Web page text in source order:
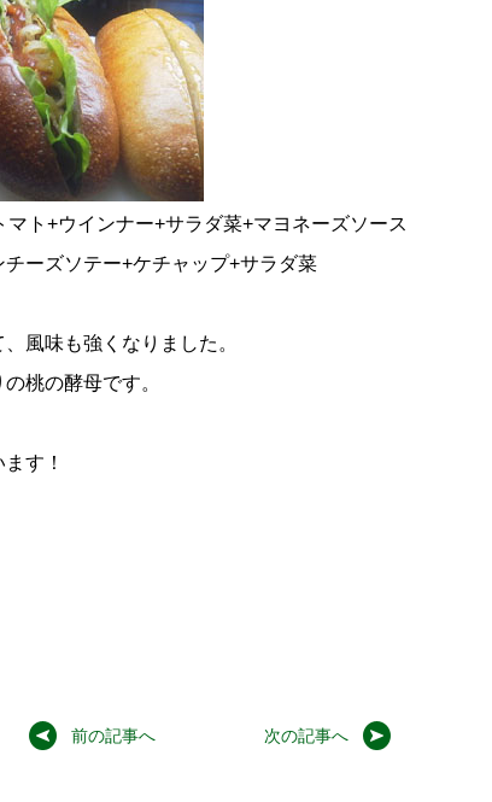
ト+ウインナー+サラダ菜+マヨネーズソース
ーズソテー+ケチャップ+サラダ菜
風味も強くなりました。
桃の酵母です。
す！
前の記事へ 次の記事へ